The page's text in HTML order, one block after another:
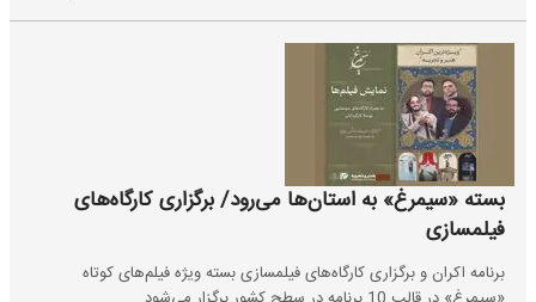
بسته «سیمرغ» به استان‌ها می‌رود/ برگزاری کارگاه‌های
فیلمسازی
برنامه اکران و برگزاری کارگاه‌های فیلمسازی بسته ویژه فیلم‌های کوتاه